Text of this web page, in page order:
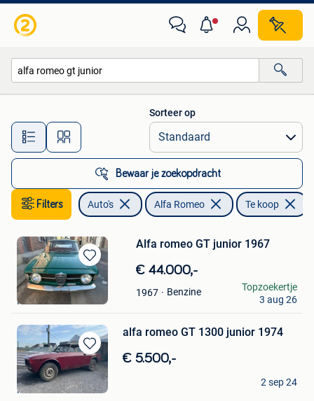
Alle afstanden…
Sorteer op
Bewaar je zoekopdracht
Filters Auto's Alfa Romeo Te koop
Bewaren
in
Mijn
Favorieten
Alfa romeo GT junior 1967
€ 44.000,-
1967 Benzine
v8
Fleurus
Topzoekertje
3 aug 26
Bewaren
in
Mijn
Favorieten
alfa romeo GT 1300 junior 1974
€ 5.500,-
Jé
Pont-A-Celles
2 sep 24